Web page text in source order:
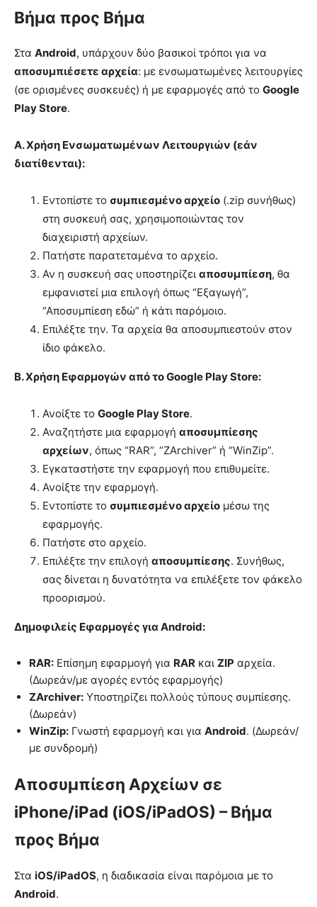
Βήμα προς Βήμα
Στα Android, υπάρχουν δύο βασικοί τρόποι για να
αποσυμπιέσετε αρχεία: με ενσωματωμένες λειτουργίες
(σε ορισμένες συσκευές) ή με εφαρμογές από το Google
Play Store.
Α. Χρήση Ενσωματωμένων Λειτουργιών (εάν
διατίθενται):
Εντοπίστε το συμπιεσμένο αρχείο (.zip συνήθως)
στη συσκευή σας, χρησιμοποιώντας τον
διαχειριστή αρχείων.
Πατήστε παρατεταμένα το αρχείο.
Αν η συσκευή σας υποστηρίζει αποσυμπίεση, θα
εμφανιστεί μια επιλογή όπως “Εξαγωγή”,
“Αποσυμπίεση εδώ” ή κάτι παρόμοιο.
Επιλέξτε την. Τα αρχεία θα αποσυμπιεστούν στον
ίδιο φάκελο.
Β. Χρήση Εφαρμογών από το Google Play Store:
Ανοίξτε το Google Play Store.
Αναζητήστε μια εφαρμογή αποσυμπίεσης
αρχείων, όπως “RAR”, “ZArchiver” ή “WinZip”.
Εγκαταστήστε την εφαρμογή που επιθυμείτε.
Ανοίξτε την εφαρμογή.
Εντοπίστε το συμπιεσμένο αρχείο μέσω της
εφαρμογής.
Πατήστε στο αρχείο.
Επιλέξτε την επιλογή αποσυμπίεσης. Συνήθως,
σας δίνεται η δυνατότητα να επιλέξετε τον φάκελο
προορισμού.
Δημοφιλείς Εφαρμογές για Android:
RAR: Επίσημη εφαρμογή για RAR και ZIP αρχεία.
(Δωρεάν/με αγορές εντός εφαρμογής)
ZArchiver: Υποστηρίζει πολλούς τύπους συμπίεσης.
(Δωρεάν)
WinZip: Γνωστή εφαρμογή και για Android. (Δωρεάν/
με συνδρομή)
Αποσυμπίεση Αρχείων σε
iPhone/iPad (iOS/iPadOS) – Βήμα
προς Βήμα
Στα iOS/iPadOS, η διαδικασία είναι παρόμοια με το
Android.